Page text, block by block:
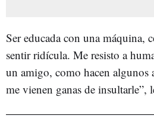
Ser educada con una máquina,
sentir ridícula. Me resisto a
un amigo, como hacen algunos
me vienen ganas de insultarle”,